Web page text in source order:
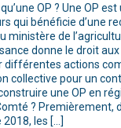
OP ? Une OP
qui bénéficie d’une
ministère de
donne le droit
différentes actions
collective pour un
une OP en
? Premièrement,
2018, les […]